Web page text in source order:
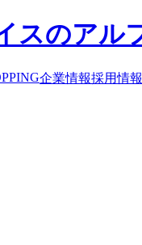
企業情報採用情報